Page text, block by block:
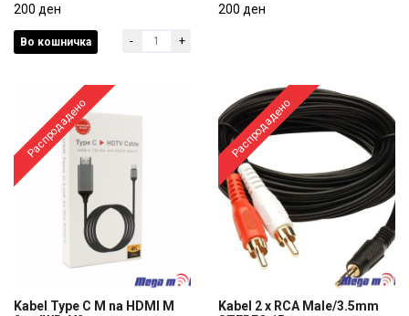
STEREO 3m
200 ден
200 ден
Во кошничка - +
pina JWD-POWER9
200 ден
Распродадено
Kabel Type C M na HDMI M
Распродадено
Kabel 2 x RCA Male/3.5mm